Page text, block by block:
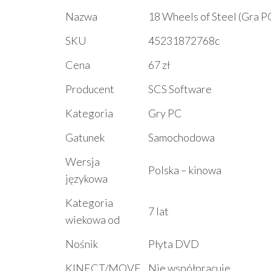
Nazwa
18 Wheels of Steel (Gra
SKU
45231872768c
Cena
67 zł
Producent
SCS Software
Kategoria
Gry PC
Gatunek
Samochodowa
Wersja
językowa
Polska – kinowa
Kategoria
wiekowa od
7 lat
Nośnik
Płyta DVD
KINECT/MOVE
Nie współpracuje